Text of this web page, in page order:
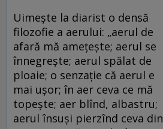
Uimește la diarist o densă
filozofie a aerului: „aerul de
afară mă amețește; aerul se
înnegrește; aerul spălat de
ploaie; o senzație că aerul e
mai ușor; în aer ceva ce mă
topește; aer blînd, albastru;
aerul însuși pierzînd ceva din